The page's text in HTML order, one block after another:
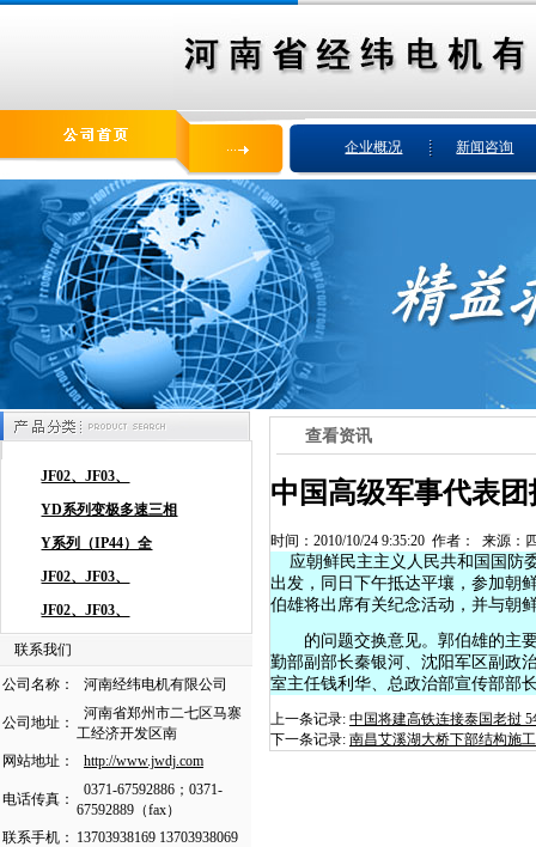
企业概况 新闻咨询
联系我们
公司名称： 河南经纬电机有限公司
公司地址：
河南省郑州市二七区马寨
工经济开发区南
网站地址：
http://www.jwdj.com
电话传真：
0371-67592886；0371-
67592889（fax）
联系手机： 13703938169 13703938069
查看资讯
中国高级军事代表
时间：2010/10/24 9:35:20 作者： 来源
应朝鲜民主主义人民共和国国防
出发，同日下午抵达平壤，参加朝
伯雄将出席有关纪念活动，并与朝
的问题交换意见。郭伯雄的主要
勤部副部长秦银河、沈阳军区副政
室主任钱利华、总政治部宣传部部
上一条记录: 中国将建高铁连接泰国老挝
下一条记录: 南昌艾溪湖大桥下部结构施